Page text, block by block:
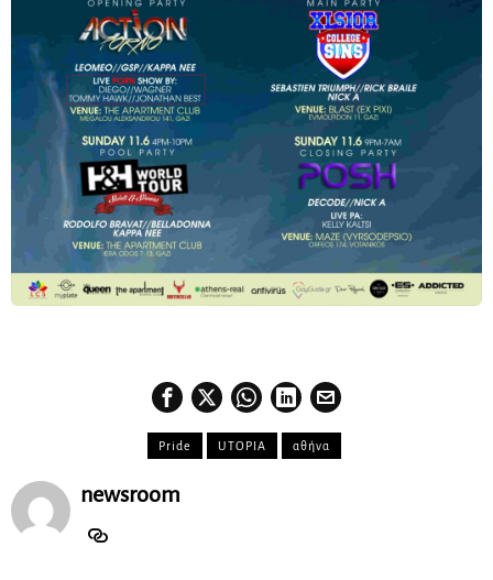
Pride UTOPIA αθήνα
newsroom